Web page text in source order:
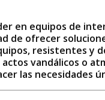
en equipos de
de ofrecer
resistentes y
vandálicos o
las necesidades